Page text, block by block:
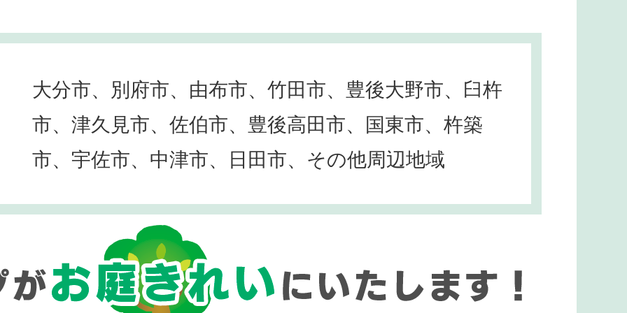
大分市、別府市、由布市、竹田市、豊後大野市、臼杵
市、津久見市、佐伯市、豊後高田市、国東市、杵築
市、宇佐市、中津市、日田市、その他周辺地域